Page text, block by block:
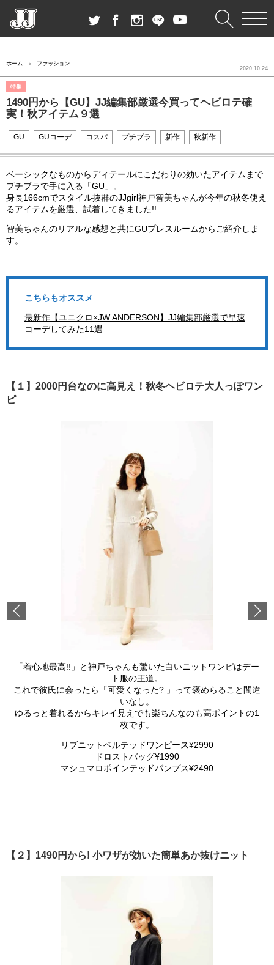
ホーム ファッション
特集
1490円から【GU】JJ編集部厳選今買ってヘビロテ確
実！秋アイテム９選
2020.10.24
GU GUコーデ コスパ プチプラ 新作 秋新作
ベーシックなものからディテールにこだわりの効いたアイテムまで
プチプラで手に入る「GU」。
身長166cmでスタイル抜群のJJgirl神戸智美ちゃんが今年の秋冬使え
るアイテムを厳選、試着してきました!!
智美ちゃんのリアルな感想と共にGUプレスルームからご紹介しま
す。
こちらもオススメ
最新作【ユニクロ×JW ANDERSON】JJ編集部厳選で早速
コーデしてみた11選
【１】2000円台なのに高見え！秋冬ヘビロテ大人っぽワン
ピ
「着心地最高!!」と神戸ちゃんも驚いた白いニットワンピはデー
ト服の王道。
これで彼氏に会ったら「可愛くなった? 」って褒めらること間違
いなし。
ゆるっと着れるからキレイ見えでも楽ちんなのも高ポイントの1
枚です。
リブニットベルテッドワンピース¥2990
ドロストバッグ¥1990
マシュマロポインテッドパンプス¥2490
【２】1490円から! 小ワザが効いた簡単あか抜けニット